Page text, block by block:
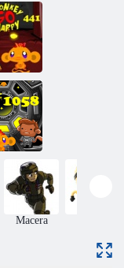
GO
Mutlu
Macera